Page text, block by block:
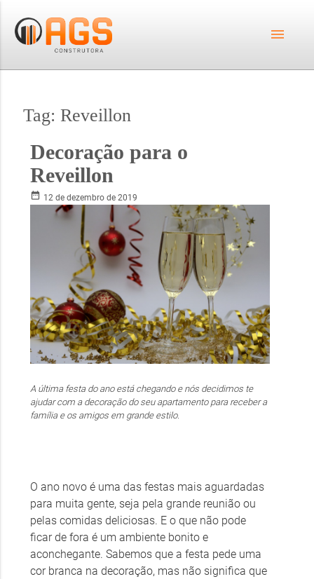
menu
Tag: Reveillon
Decoração para o
Reveillon
date_range 12 de dezembro de 2019
A última festa do ano está chegando e nós decidimos te
ajudar com a decoração do seu apartamento para receber a
família e os amigos em grande estilo.
O ano novo é uma das festas mais aguardadas
para muita gente, seja pela grande reunião ou
pelas comidas deliciosas. E o que não pode
ficar de fora é um ambiente bonito e
aconchegante. Sabemos que a festa pede uma
cor branca na decoração, mas não significa que